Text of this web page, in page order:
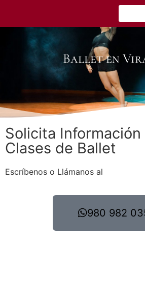
Ballet en
Solicita
Clases de Ballet
Escríbenos o Llámanos al
980 982